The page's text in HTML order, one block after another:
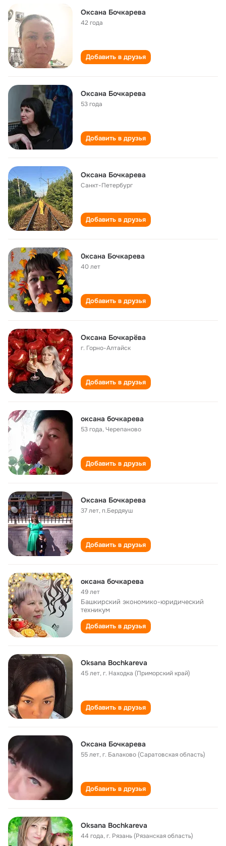
Оксана Бочкарева
42 года
Добавить в друзья
Оксана Бочкарева
53 года
Добавить в друзья
Оксана Бочкарева
Санкт-Петербург
Добавить в друзья
0ксана Бочкарева
40 лет
Добавить в друзья
Оксана Бочкарёва
г. Горно-Алтайск
Добавить в друзья
оксана бочкарева
53 года,Черепаново
Добавить в друзья
Оксана Бочкарева
37 лет,п.Бердяуш
Добавить в друзья
оксана бочкарева
49 лет
Башкирский экономико-юридический
техникум
Добавить в друзья
Oksana Bochkareva
45 лет,г. Находка (Приморский край)
Добавить в друзья
Оксана Бочкарева
55 лет,г. Балаково (Саратовская область)
Добавить в друзья
Oksana Bochkareva
44 года,г. Рязань (Рязанская область)